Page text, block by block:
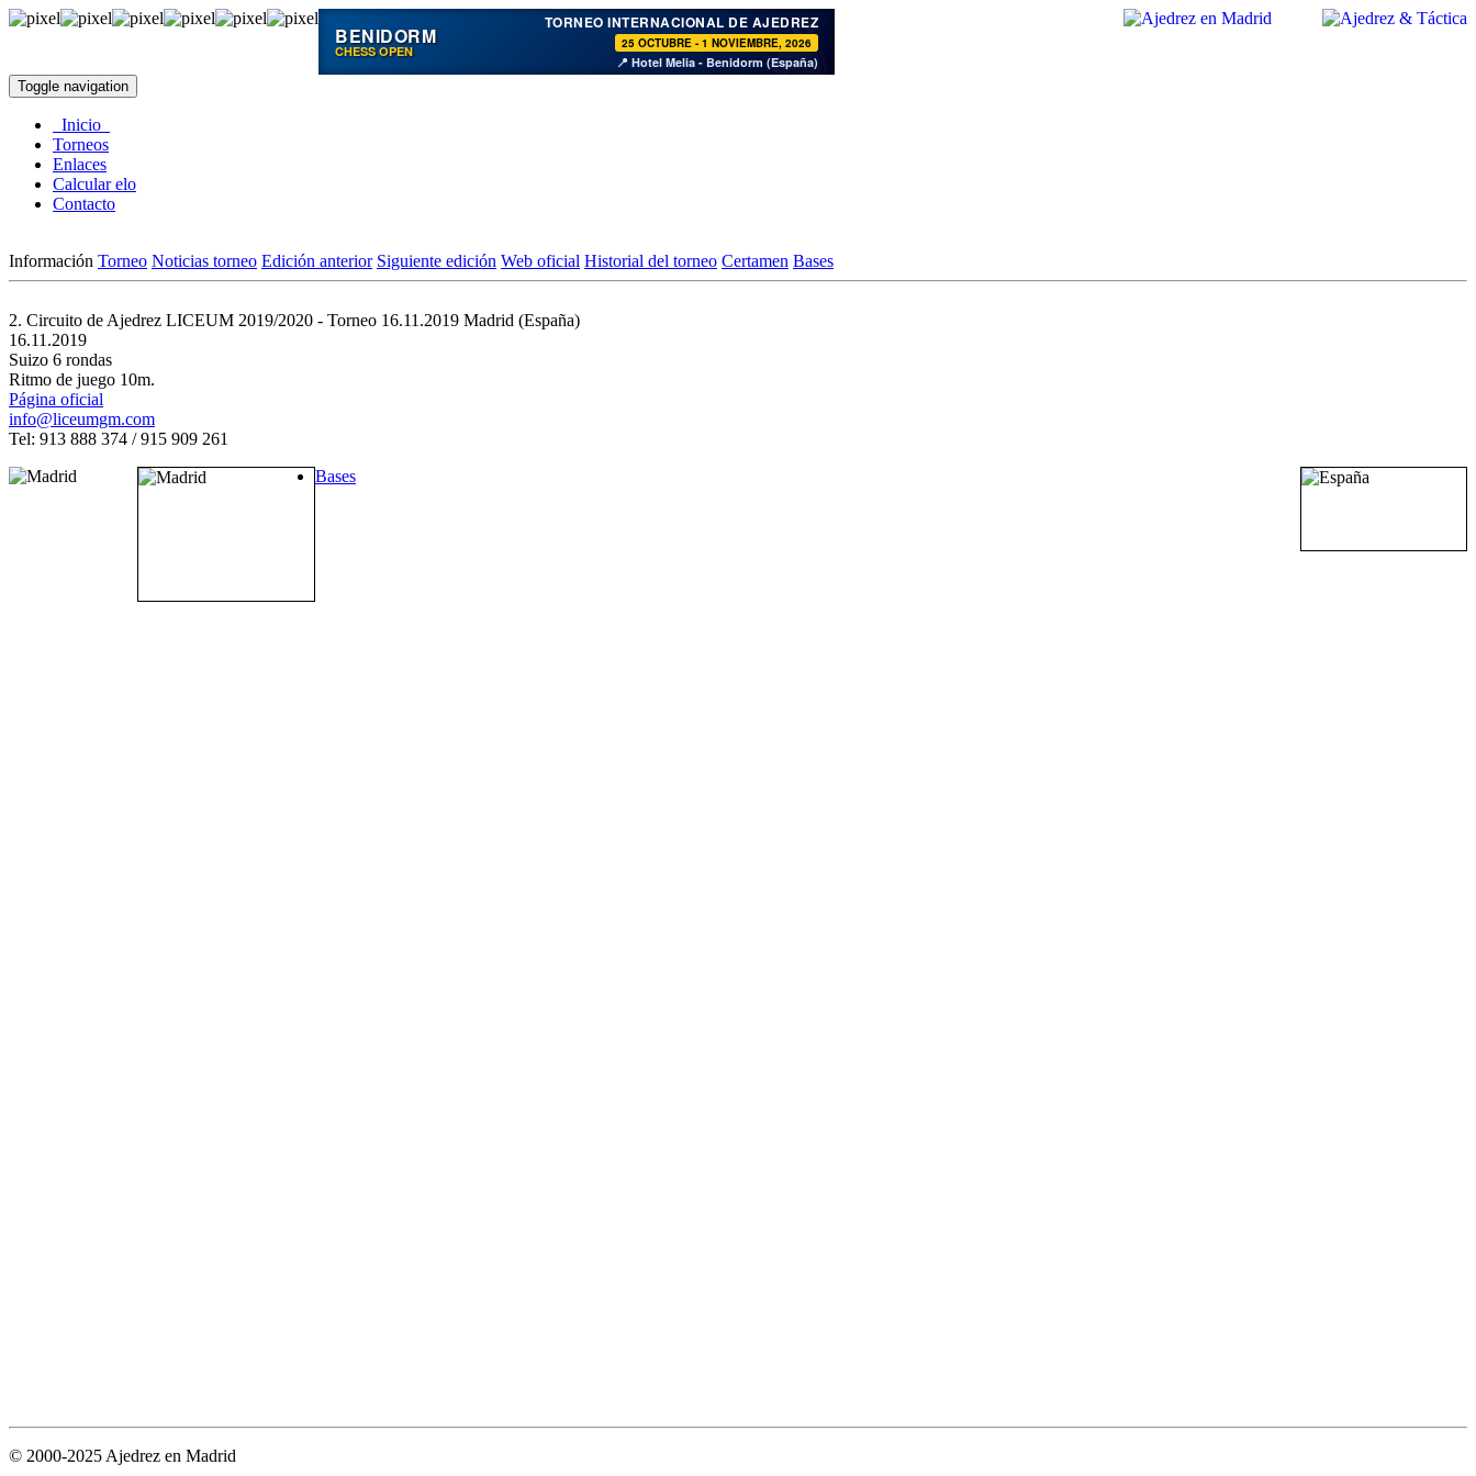
♞
BENIDORM
CHESS OPEN
TORNEO INTERNACIONAL DE AJEDREZ
25 OCTUBRE - 1 NOVIEMBRE, 2026
📍 Hotel Melia - Benidorm (España)
Toggle navigation
Inicio
Torneos
Enlaces
Calcular elo
Contacto
Información Torneo Noticias torneo Edición anterior Siguiente edición Web oficial Historial del torneo Certamen Bases
2. Circuito de Ajedrez LICEUM 2019/2020 - Torneo 16.11.2019 Madrid (España)
16.11.2019
Suizo 6 rondas
Ritmo de juego 10m.
Página oficial
info@liceumgm.com
Tel: 913 888 374 / 915 909 261
Bases
© 2000-2025 Ajedrez en Madrid